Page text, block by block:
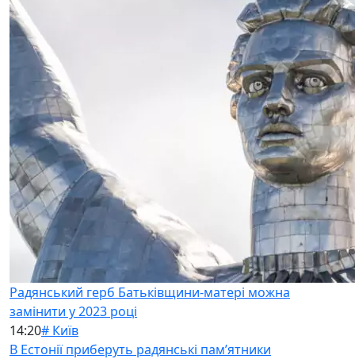
Радянський герб Батьківщини-матері можна
замінити у 2023 році
14:20# Київ
В Естонії приберуть радянські памʼятники